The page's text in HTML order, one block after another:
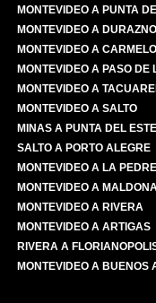
MONTEVIDEO A PUNTA
MONTEVIDEO A DURAZNO
MONTEVIDEO A CARMELO
MONTEVIDEO A PASO DE
MONTEVIDEO A
MONTEVIDEO A SALTO
MINAS A PUNTA DEL ESTE
SALTO A PORTO ALEGRE
MONTEVIDEO A LA
MONTEVIDEO A
MONTEVIDEO A RIVERA
MONTEVIDEO A ARTIGAS
RIVERA A
MONTEVIDEO A BUENOS